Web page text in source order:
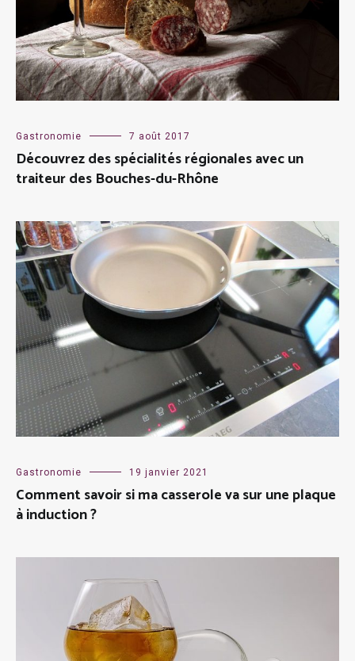
Gastronomie 7 août 2017
Découvrez des spécialités régionales avec un
traiteur des Bouches-du-Rhône
Gastronomie 19 janvier 2021
Comment savoir si ma casserole va sur une plaque
à induction ?